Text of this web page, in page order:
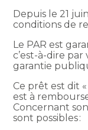
Depuis le 21
conditions de
Le PAR est
c’est-à-dire
garantie
Ce prêt est dit «
est à
Concernant
sont possibles :